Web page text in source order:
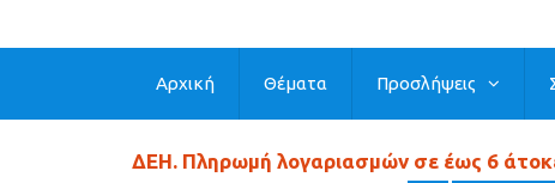
Αρχική Θέματα Προσλήψεις
ΔΕΗ. Πληρωμή λογαριασμών σε έως 6